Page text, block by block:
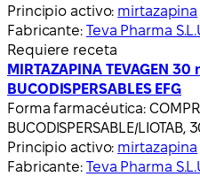
Principio activo: mirtazapina
Fabricante: Teva Pharma
Requiere receta
MIRTAZAPINA TEVAGEN 30
BUCODISPERSABLES EFG
Forma farmacéutica:
BUCODISPERSABLE/LIOTAB,
Principio activo: mirtazapina
Fabricante: Teva Pharma